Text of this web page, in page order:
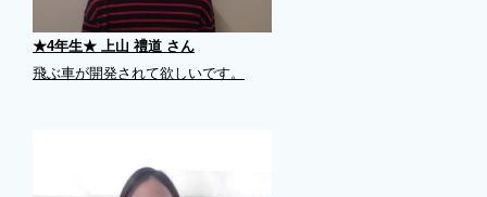
★4年生★ 上山 禮道 さん
飛ぶ車が開発されて欲しいです。